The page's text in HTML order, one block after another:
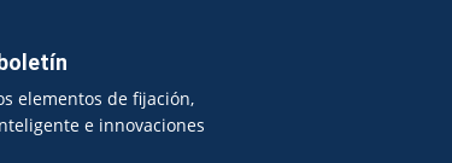
elementos de fijación,
e innovaciones